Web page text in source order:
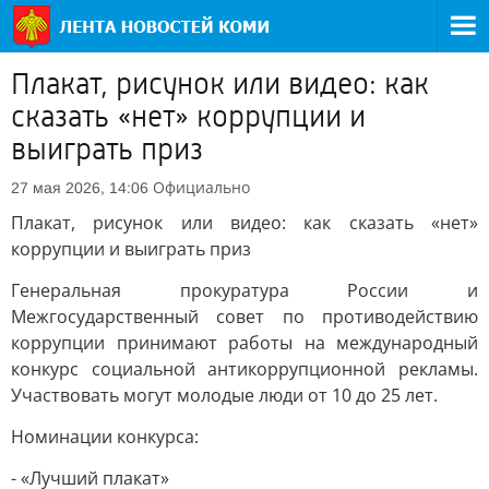
Плакат, рисунок или видео: как
сказать «нет» коррупции и
выиграть приз
27 мая 2026, 14:06 Официально
Плакат, рисунок или видео: как сказать «нет»
коррупции и выиграть приз
Генеральная прокуратура России и
Межгосударственный совет по противодействию
коррупции принимают работы на международный
конкурс социальной антикоррупционной рекламы.
Участвовать могут молодые люди от 10 до 25 лет.
Номинации конкурса:
- «Лучший плакат»